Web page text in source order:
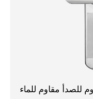
للصدأ مقاوم للماء